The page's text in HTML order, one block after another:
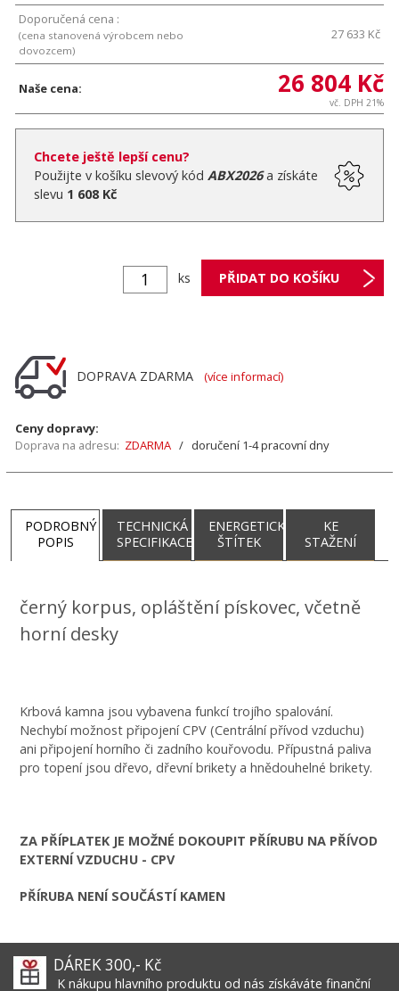
Doporučená cena :
(cena stanovená výrobcem nebo
dovozcem)
27 633 Kč
Naše cena: 26 804 Kč
vč. DPH 21%
Chcete ještě lepší cenu?
Použijte v košíku slevový kód ABX2026a získáte
slevu 1 608 Kč
ks
DOPRAVA ZDARMA (více informací)
Ceny dopravy:
Doprava na adresu: ZDARMA / doručení 1-4 pracovní dny
PODROBNÝ
POPIS
TECHNICKÁ
SPECIFIKACE
ENERGETICKÝ
ŠTÍTEK
KE
STAŽENÍ
SOUVISEJÍCÍ
PRODUKTY
černý korpus, opláštění pískovec, včetně
horní desky
Krbová kamna jsou vybavena funkcí trojího spalování.
Nechybí možnost připojení CPV (Centrální přívod vzduchu)
ani připojení horního či zadního kouřovodu. Přípustná paliva
pro topení jsou dřevo, dřevní brikety a hnědouhelné brikety.
ZA PŘÍPLATEK JE MOŽNÉ DOKOUPIT PŘÍRUBU NA PŘÍVOD
EXTERNÍ VZDUCHU - CPV
PŘÍRUBA NENÍ SOUČÁSTÍ KAMEN
DÁREK 300,- Kč
K nákupu hlavního produktu od nás získáváte finanční